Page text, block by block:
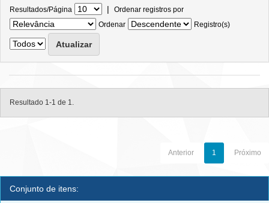
Resultados/Página | Ordenar registros por
Ordenar
Registro(s)
Resultado 1-1 de 1.
Anterior 1 Próximo
Conjunto de itens: